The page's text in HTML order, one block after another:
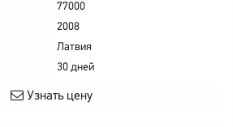
77000
2008
Латвия
30 дней
Узнать цену